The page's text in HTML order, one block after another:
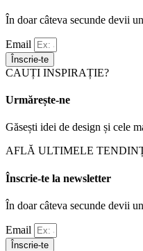
În doar câteva secunde devii
Email
Înscrie-te
CAUȚI INSPIRAȚIE?
Urmărește-ne
Găsești idei de design și cele
AFLĂ ULTIMELE
Înscrie-te la newsletter
În doar câteva secunde devii
Email
Înscrie-te